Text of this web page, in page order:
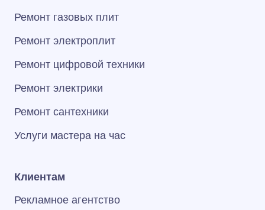
Ремонт газовых плит
Ремонт электроплит
Ремонт цифровой техники
Ремонт электрики
Ремонт сантехники
Услуги мастера на час
Клиентам
Рекламное агентство